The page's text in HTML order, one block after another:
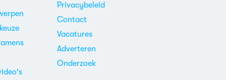
Privacybeleid
Contact
Vacatures
Adverteren
Onderzoek